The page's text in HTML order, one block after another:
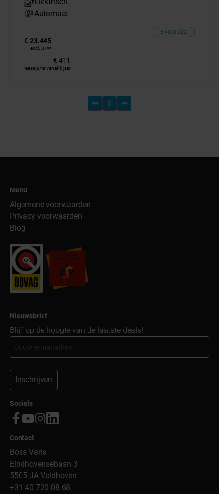
Automaat
BV001022
€ 23.445
excl. BTW
€ 411
lease p/m vanaf 6 jaar
⬅ 8 ➡
Menu
Algemene voorwaarden
Privacy voorwaarden
Blog
Nieuwsbrief
Blijf op de hoogte van de laatste deals!
Inschrijven
Socials
Contact
Boss Vans
Eindhovensebaan 3
5505 JA Veldhoven
+31 40 720 08 68